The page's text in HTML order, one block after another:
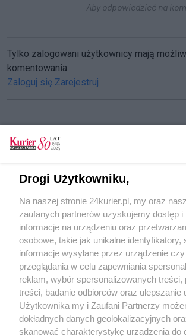
Aby odpowiedzieć na
Tylko zalogowani użytkownicy mają
komentowania
Zaloguj się Zarejestruj
CZYTAJ TAKŻE
W KURIERZE: Pieniądze dla
ogrodu”
By ominąć centrum
POGODA
18℃
Zobacz prognozę na 3 dni
Drogi Użytkowniku,
Na naszej stronie 24kurier.pl, my oraz
zaufanych partnerów uzyskujemy dostęp
informacje na urządzeniu oraz
osobowe, takie jak unikalne identyfikatory,
informacje wysyłane przez urządzenie
przeglądania w celu zapewniania
reklam, wybór spersonalizowanych treści,
treści, badanie odbiorców oraz ulepszanie
Użytkownika my i Zaufani Partnerzy
dokładnych danych geolokalizacyjnych
skanować charakterystykę urządzenia do